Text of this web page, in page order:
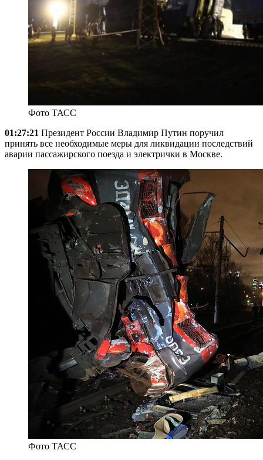
Фото ТАСС
01:27:21 Президент России Владимир Путин поручил
принять все необходимые меры для ликвидации последствий
аварии пассажирского поезда и электрички в Москве.
Фото ТАСС